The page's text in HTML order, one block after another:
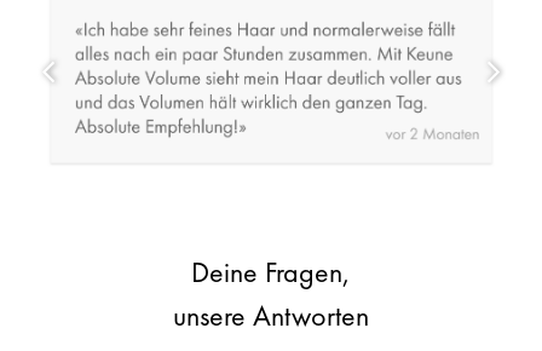
Deine Fragen,
unsere Antworten